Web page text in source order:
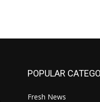
POPULAR
Fresh News